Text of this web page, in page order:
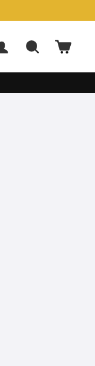
ACCEDI CERCA